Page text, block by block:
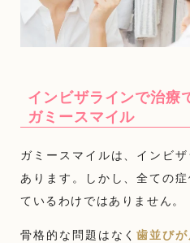
インビザラインで治療
ガミースマイル
ガミースマイルは、インビ
あります。しかし、全ての
ているわけではありません。
骨格的な問題はなく歯並び